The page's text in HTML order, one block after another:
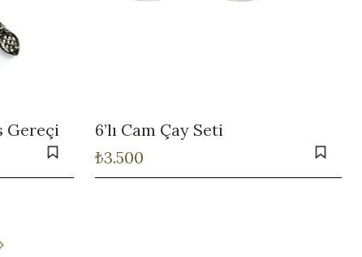
Gereçi
6’lı Cam Çay Seti
₺3.500